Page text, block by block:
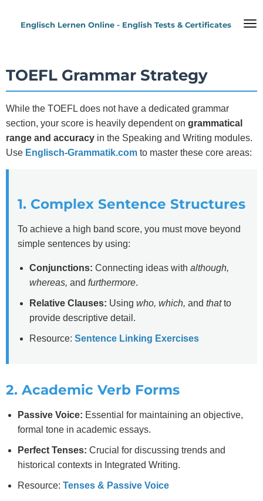
ZumEnglisch Lernen Online - English Tests & Certificates
TOEFL Grammar Strategy
While the TOEFL does not have a dedicated grammar
section, your score is heavily dependent on grammatical
range and accuracy in the Speaking and Writing modules.
Use Englisch-Grammatik.com to master these core areas:
1. Complex Sentence Structures
To achieve a high band score, you must move beyond
simple sentences by using:
Conjunctions: Connecting ideas with although,
whereas, and furthermore.
Relative Clauses: Using who, which, and thatto
provide descriptive detail.
Resource: Sentence Linking Exercises
2. Academic Verb Forms
Passive Voice: Essential for maintaining an objective,
formal tone in academic essays.
Perfect Tenses: Crucial for discussing trends and
historical contexts in Integrated Writing.
Resource: Tenses & Passive Voice